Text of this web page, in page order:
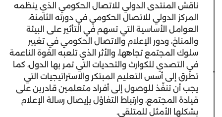
ناقش المنتدى الدولي للاتصال الحكومي الذي ينظمه
المركز الدولي للاتصال الحكومي في دورته الثامنة،
العوامل الأساسية التي تسهم في التأثير على البيئة
والمناخ، ودور الإعلام والاتصال الحكومي في تغيير
سلوك المجتمع تجاهها، والأثر الذي تلعبه القوة الناعمة
في التصدي للكوارث والتحديات التي تمر بها الدول، كما
تطرق إلى أسس التعليم المبتكر والاستراتيجيات التي
يجب أن تنفّذ للوصول إلى أفراد متعلمين قادرين على
قيادة المجتمع، وارتباط التفاؤل بإيصال رسالة الإعلام
بشكلها الأمثل للمتلقي.